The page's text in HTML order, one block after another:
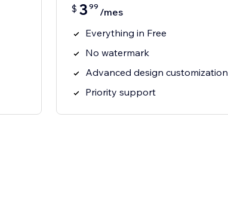
$ 3 99 /mes
Everything in Free
No watermark
Advanced design customization
Priority support